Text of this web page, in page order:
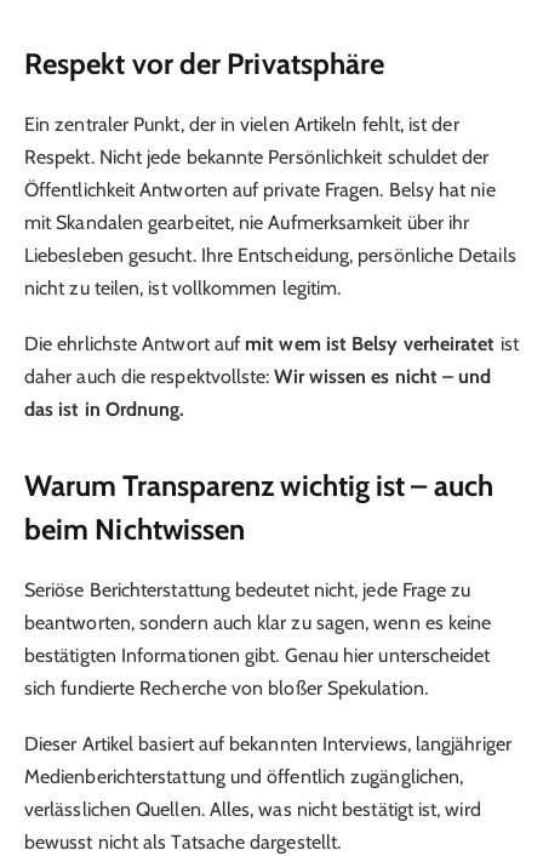
Respekt vor der Privatsphäre
Ein zentraler Punkt, der in vielen Artikeln fehlt, ist der
Respekt. Nicht jede bekannte Persönlichkeit schuldet der
Öffentlichkeit Antworten auf private Fragen. Belsy hat nie
mit Skandalen gearbeitet, nie Aufmerksamkeit über ihr
Liebesleben gesucht. Ihre Entscheidung, persönliche Details
nicht zu teilen, ist vollkommen legitim.
Die ehrlichste Antwort auf mit wem ist Belsy verheiratet ist
daher auch die respektvollste:Wir wissen es nicht – und
das ist in Ordnung.
Warum Transparenz wichtig ist – auch
beim Nichtwissen
Seriöse Berichterstattung bedeutet nicht, jede Frage zu
beantworten, sondern auch klar zu sagen, wenn es keine
bestätigten Informationen gibt. Genau hier unterscheidet
sich fundierte Recherche von bloßer Spekulation.
Dieser Artikel basiert auf bekannten Interviews, langjähriger
Medienberichterstattung und öffentlich zugänglichen,
verlässlichen Quellen. Alles, was nicht bestätigt ist, wird
bewusst nicht als Tatsache dargestellt.